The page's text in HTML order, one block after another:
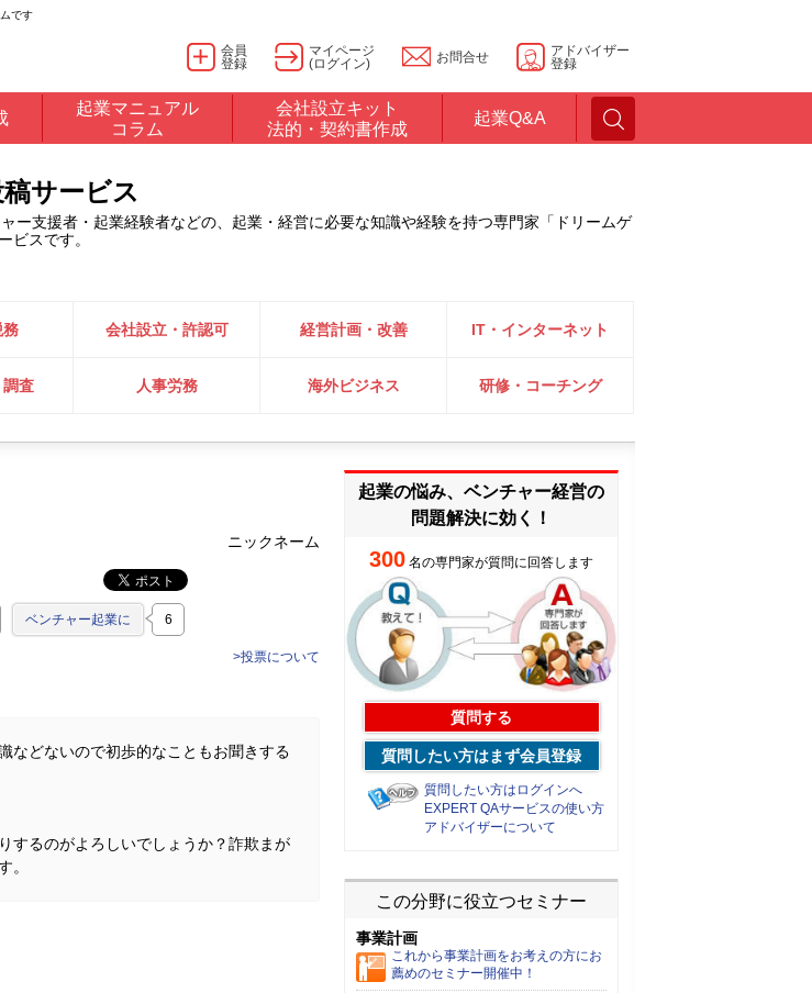
です
会員
登録
マイページ
(ログイン)
お問合せ
アドバイザー
登録
起業マニュアル
コラム
会社設立キット
法的・契約書作成
起業Q&A
サービス
ー支援者・起業経験者などの、起業・経営に必要な知識や経験を持つ専門家「ドリームゲ
ビスです。
務 会社設立・許認可 経営計画・改善 IT・インターネット
査 人事労務 海外ビジネス 研修・コーチング
ニックネーム
ベンチャー起業に 6
>投票について
どないので初歩的なこともお聞きする
するのがよろしいでしょうか？詐欺まが
。
起業の悩み、ベンチャー経営の
問題解決に効く！
300 名の専門家が質問に回答します
質問する
質問したい方はまず会員登録
質問したい方はログインへ
EXPERT QAサービスの使い方
アドバイザーについて
この分野に役立つセミナー
事業計画
これから事業計画をお考えの方にお
薦めのセミナー開催中！